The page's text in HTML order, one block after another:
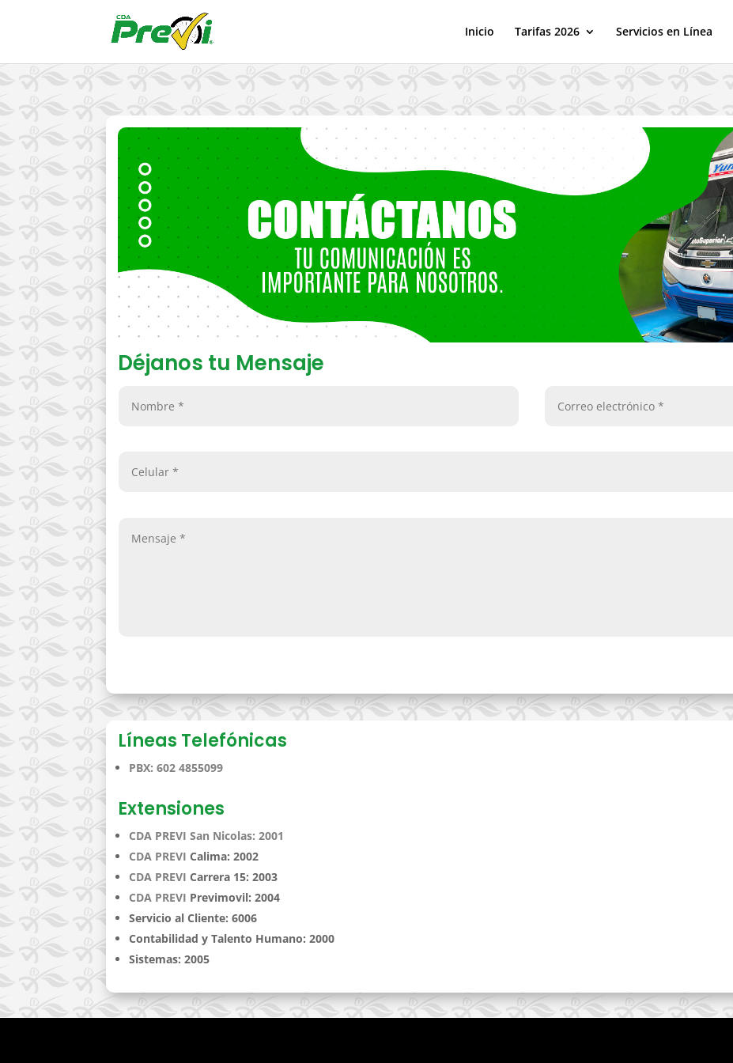
Inicio Tarifas 2026 Servicios en Línea
Déjanos tu Mensaje
Líneas Telefónicas
PBX: 602 4855099
Extensiones
CDA PREVI San Nicolas: 2001
CDA PREVICalima: 2002
CDA PREVICarrera 15: 2003
CDA PREVI Previmovil: 2004
Servicio al Cliente: 6006
Contabilidad y Talento Humano: 2000
Sistemas: 2005